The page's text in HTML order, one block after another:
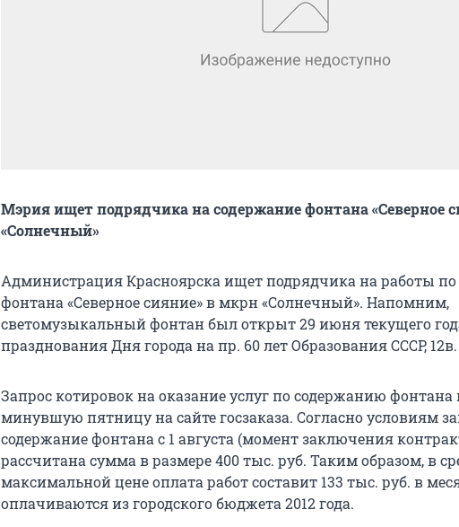
Мэрия ищет подрядчика на содержание фонтана «Северное
«Солнечный»
Администрация Красноярска ищет подрядчика на работы
фонтана «Северное сияние» в мкрн «Солнечный». Напомним,
светомузыкальный фонтан был открыт 29 июня текущего
празднования Дня города на пр. 60 лет Образования СССР, 12в.
Запрос котировок на оказание услуг по содержанию фонтана
минувшую пятницу на сайте госзаказа. Согласно условиям
содержание фонтана с 1 августа (момент заключения
рассчитана сумма в размере 400 тыс. руб. Таким образом, в
максимальной цене оплата работ составит 133 тыс. руб. в
оплачиваются из городского бюджета 2012 года.